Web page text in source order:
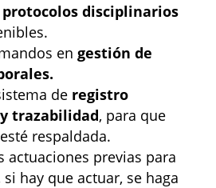
protocolos disciplinarios
en gestión de
de registro
trazabilidad, para que
respaldada.
actuaciones previas para
hay que actuar, se haga